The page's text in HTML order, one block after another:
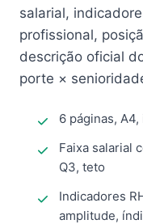
salarial,
profissional,
descrição oficial
porte ×
6 páginas,
Faixa salarial
Q3, teto
Indicadores
amplitude,